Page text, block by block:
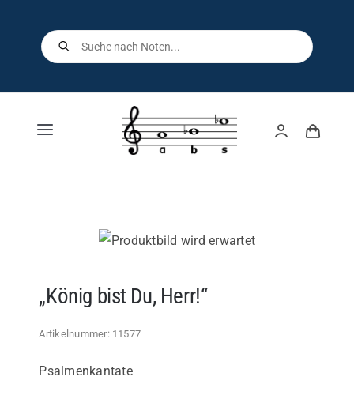
content
Products
search
Toggle
Kontakt
„König bist Du, Herr!“
Artikelnummer: 11577
Psalmenkantate